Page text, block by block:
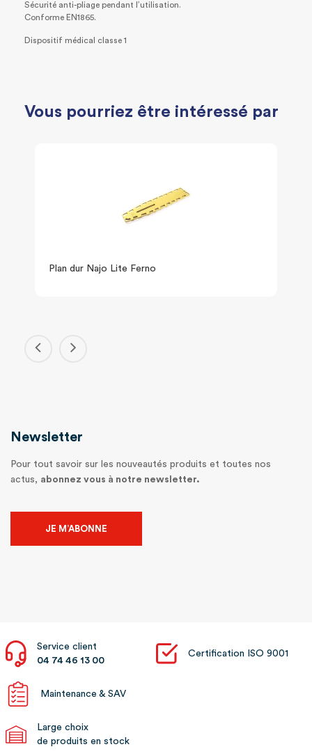
Sécurité anti-pliage pendant l’utilisation.
Conforme EN1865.
Dispositif médical classe 1
Vous pourriez être intéressé par
Plan dur Najo Lite Ferno
Newsletter
Pour tout savoir sur les nouveautés produits et toutes nos
actus, abonnez vous à notre newsletter.
JE M’ABONNE
Service client
04 74 46 13 00
Certification ISO 9001
Maintenance & SAV
Large choix
de produits en stock